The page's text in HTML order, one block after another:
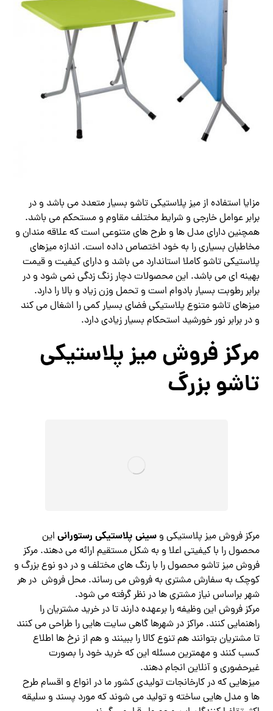
مزایا استفاده از میز پلاستیکی تاشو بسیار متعدد می باشد و در
برابر عوامل خارجی و شرایط مختلف مقاوم و مستحکم می باشد.
همچنین دارای مدل ها و طرح های متنوعی است که علاقه مندان و
مخاطبان بسیاری را به خود اختصاص داده است. اندازه میزهای
پلاستیکی تاشو کاملا استاندارد می باشد و دارای کیفیت و قیمت
بهینه ای می باشد. این محصولات دچار زنگ زدگی نمی شود و در
برابر رطوبت بسیار بادوام است و تحمل وزن زیاد و بالا را دارد.
میزهای تاشو متنوع پلاستیکی فضای بسیار کمی را اشغال می کند
و در برابر نور خورشید استحکام بسیار زیادی دارد.
مرکز فروش میز پلاستیکی
تاشو بزرگ
مرکز فروش میز پلاستیکی وسینی پلاستیکی رستورانی این
محصول را با کیفیتی اعلا و به شکل مستقیم ارائه می دهند. مرکز
فروش میز تاشو محصول را با رنگ های مختلف و در دو نوع بزرگ و
کوچک به سفارش مشتری به فروش می رساند. محل فروش در هر
شهر براساس نیاز مشتری ها در نظر گرفته می شود.
مرکز فروش این وظیفه را برعهده دارند تا در خرید مشتریان را
راهنمایی کنند. مراکز در شهرها گاهی سایت هایی را طراحی می کنند
تا مشتریان بتوانند هم تنوع کالا را ببینند و هم از نرخ ها اطلاع
کسب کنند و مهمترین مسئله این که خرید خود را بصورت
غیرحضوری و آنلاین انجام دهند.
میزهایی که در کارخانجات تولیدی کشور ما در انواع و اقسام طرح
ها و مدل هایی ساخته و تولید می شوند که مورد پسند و سلیقه